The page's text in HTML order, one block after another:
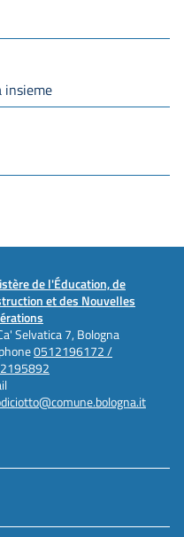
insieme
de l'Éducation, de
et des Nouvelles
Selvatica 7, Bologna
0512196172 /